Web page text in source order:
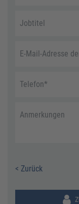
Jobtitel
E-Mail-Adresse
Telefon*
Anmerkungen
< Zurück